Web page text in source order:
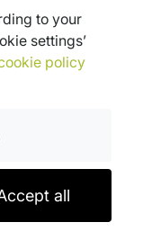
23 min Intercity
36 min MD
to your
settings’
policy
all